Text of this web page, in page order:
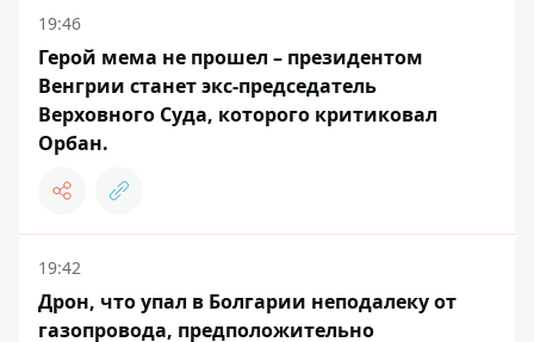
19:46
Герой мема не прошел – президентом
Венгрии станет экс-председатель
Верховного Суда, которого критиковал
Орбан.
19:42
Дрон, что упал в Болгарии неподалеку от
газопровода, предположительно